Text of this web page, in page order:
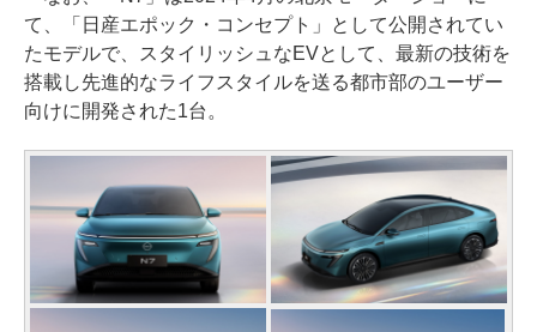
て、「日産エポック・コンセプト」として公開されてい
たモデルで、スタイリッシュなEVとして、最新の技術を
搭載し先進的なライフスタイルを送る都市部のユーザー
向けに開発された1台。